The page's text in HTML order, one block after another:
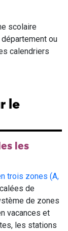
scolaire
ou
calendriers
le
les
trois zones (A,
de
de zones
vacances et
les stations